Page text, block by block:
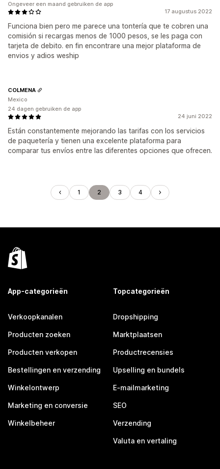
17 augustus 2022
Funciona bien pero me parece una tontería que te cobren una
comisión si recargas menos de 1000 pesos, se les paga con
tarjeta de debito. en fin encontrare una mejor plataforma de
envios y adios weship
Ongeveer een maand gebruiken de app
24 juni 2022
Están constantemente mejorando las tarifas con los servicios
de paquetería y tienen una excelente plataforma para
comparar tus envíos entre las diferentes opciones que ofrecen.
COLMENA
Mexico
24 dagen gebruiken de app
1 2 3 4
App-categorieën
Verkoopkanalen
Producten zoeken
Producten verkopen
Bestellingen en verzending
Winkelontwerp
Marketing en conversie
Winkelbeheer
Topcategorieën
Dropshipping
Marktplaatsen
Productrecensies
Upselling en bundels
E-mailmarketing
SEO
Verzending
Valuta en vertaling